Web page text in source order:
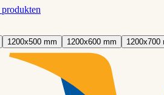
1200x500 mm 1200x600 mm 1200x700